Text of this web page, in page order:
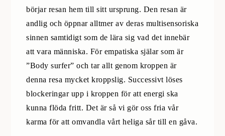
börjar resan hem till sitt ursprung. Den resan är
andlig och öppnar alltmer av deras multisensoriska
sinnen samtidigt som de lära sig vad det innebär
att vara människa. För empatiska själar som är
”Body surfer” och tar allt genom kroppen är
denna resa mycket kroppslig. Successivt löses
blockeringar upp i kroppen för att energi ska
kunna flöda fritt. Det är så vi gör oss fria vår
karma för att omvandla vårt heliga sår till en gåva.